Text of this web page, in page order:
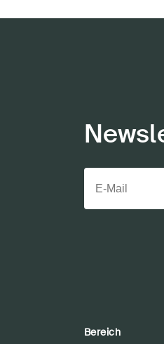
Bereich